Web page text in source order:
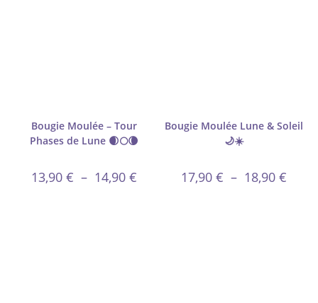
Bougie Moulée – Tour
Phases de Lune 🌒🌕🌘
13,90 € – 14,90 €
Bougie Moulée Lune & Soleil
🌙☀️
17,90€ – 18,90€